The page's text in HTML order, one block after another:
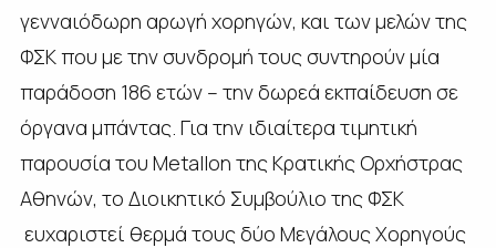
γενναιόδωρη αρωγή χορηγών, και των μελών της
ΦΣΚ που με την συνδρομή τους συντηρούν μία
παράδοση 186 ετών – την δωρεά εκπαίδευση σε
όργανα μπάντας. Για την ιδιαίτερα τιμητική
παρουσία του Metallon της Κρατικής Ορχήστρας
Αθηνών, το Διοικητικό Συμβούλιο της ΦΣΚ
ευχαριστεί θερμά τους δύο Μεγάλους Χορηγούς